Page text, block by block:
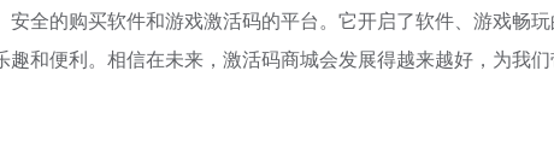
全的购买软件和游戏激活码的平台。它开启了软件、游戏畅
和便利。相信在未来，激活码商城会发展得越来越好，为我